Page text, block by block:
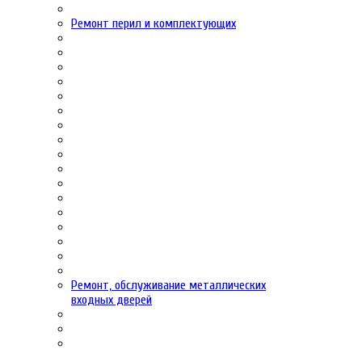
Ремонт перил и комплектующих
Ремонт, обслуживание металлических
входных дверей